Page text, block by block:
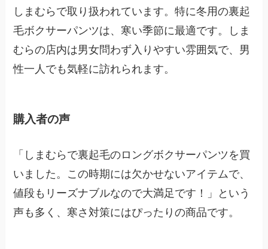
しまむらで取り扱われています。特に冬用の裏起
毛ボクサーパンツは、寒い季節に最適です。しま
むらの店内は男女問わず入りやすい雰囲気で、男
性一人でも気軽に訪れられます。
購入者の声
「しまむらで裏起毛のロングボクサーパンツを買
いました。この時期には欠かせないアイテムで、
値段もリーズナブルなので大満足です！」という
声も多く、寒さ対策にはぴったりの商品です。